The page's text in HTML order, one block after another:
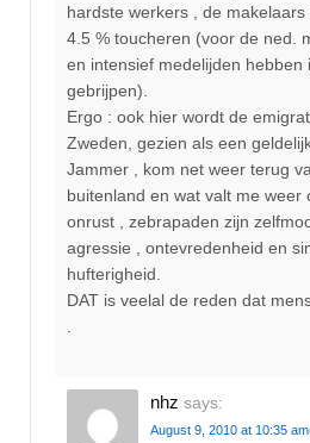
hardste werkers , de
4.5 % toucheren (voor de ned.
en intensief medelijden hebben
gebrijpen).
Ergo : ook hier wordt de
Zweden, gezien als een
Jammer , kom net weer terug
buitenland en wat valt me weer
onrust , zebrapaden zijn
agressie , ontevredenheid en
hufterigheid.
DAT is veelal de reden dat
nhz says:
August 9, 2010 at 10:35 am